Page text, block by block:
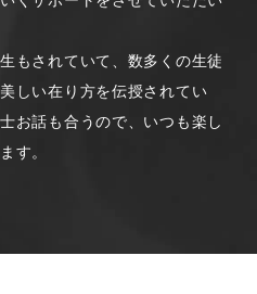
もされていて、数多くの生徒
しい在り方を伝授されてい
お話も合うので、いつも楽し
す。